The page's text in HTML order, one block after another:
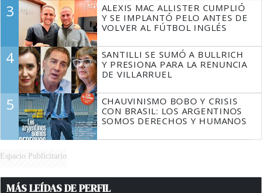
3
ALEXIS MAC ALLISTER CUMPLIÓ
Y SE IMPLANTÓ PELO ANTES DE
VOLVER AL FÚTBOL INGLÉS
4
SANTILLI SE SUMÓ A BULLRICH
Y PRESIONA PARA LA RENUNCIA
DE VILLARRUEL
5
CHAUVINISMO BOBO Y CRISIS
CON BRASIL: LOS ARGENTINOS
SOMOS DERECHOS Y HUMANOS
Espacio Publicitario
MÁS LEÍDAS DE PERFIL